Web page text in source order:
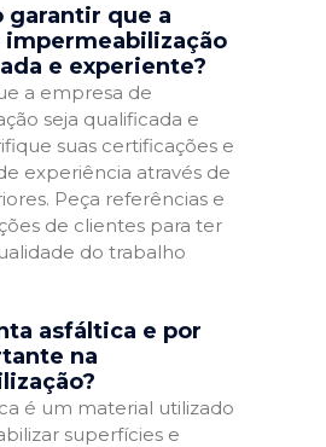
garantir que a
impermeabilização
e experiente?
a empresa de
seja qualificada e
suas certificações e
experiência através de
Peça referências e
de clientes para ter
do trabalho
asfáltica e por
na
é um material utilizado
superfícies e